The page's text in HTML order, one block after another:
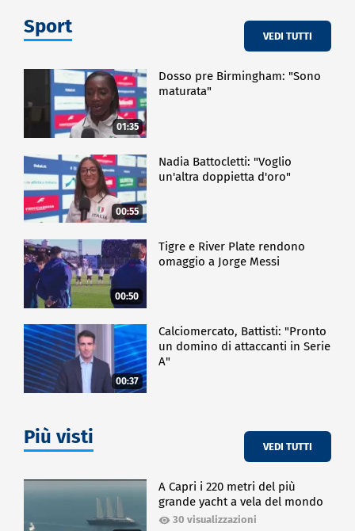
Sport VEDI TUTTI
01:35
Dosso pre Birmingham: "Sono
maturata"
00:55
Nadia Battocletti: "Voglio
un'altra doppietta d'oro"
00:50
Tigre e River Plate rendono
omaggio a Jorge Messi
00:37
Calciomercato, Battisti: "Pronto
un domino di attaccanti in Serie
A"
Più visti VEDI TUTTI
A Capri i 220 metri del più
grande yacht a vela del mondo
30 visualizzazioni